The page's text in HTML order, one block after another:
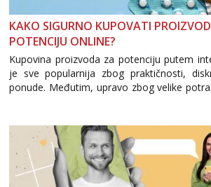
tel:0,93€ - mob:1,12€ min
Maja
Razgovaram :)
Tel: 064/677-677
- Kod: #04
tel:0,93€ - mob:1,12€ min
Obavijesti me kada se
Čekam tvoj poziv!
Tel:064/677-677- Kod: #132
tel:0,93€ - mob:1,12€ min
KAKO SIGURNO KUPOVATI
POTENCIJU ONLINE?
Kupovina proizvoda za potenciju putem
je sve popularnija zbog praktičnosti,
ponude. Međutim, upravo zbog velike
se pojavljuju i brojni krivotvoreni
internetske trgovine te proizvodi nepoznatog